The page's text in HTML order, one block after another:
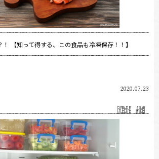
【知って得する、この食品も冷凍保存！！】
2020.07.23